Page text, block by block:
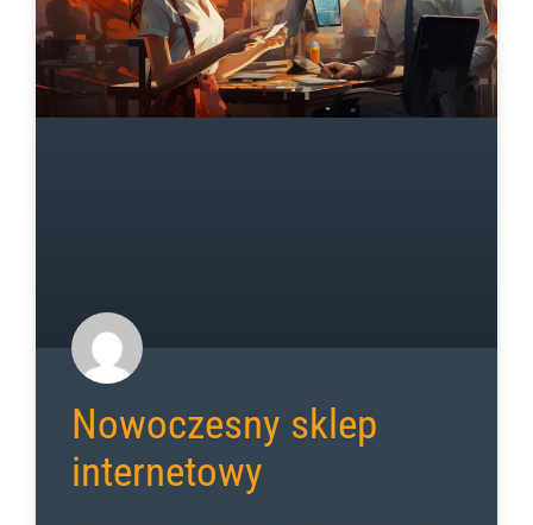
Nowoczesny sklep
internetowy